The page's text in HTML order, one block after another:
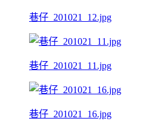
巷仔_201021_12.jpg
巷仔_201021_11.jpg
巷仔_201021_16.jpg